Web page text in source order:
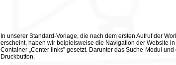
In unserer Standard-Vorlage, die nach dem ersten Aufruf der
erscheint, haben wir beipielsweise die Navigation der Website in
Container „Center links” gesetzt. Darunter das Suche-Modul und
Druckbutton.